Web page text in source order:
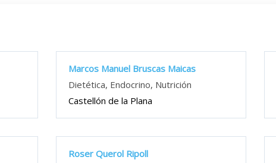
Marcos Manuel Bruscas Maicas
Dietética, Endocrino, Nutrición
Castellón de la Plana
Roser Querol Ripoll